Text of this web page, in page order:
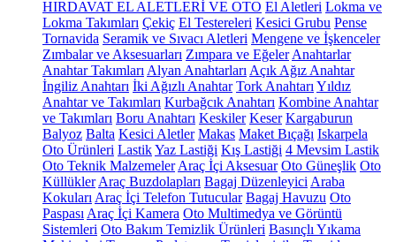
HIRDAVAT EL ALETLERİ VE OTO El Aletleri Lokma ve
Lokma Takımları Çekiç El Testereleri Kesici Grubu Pense
Tornavida Seramik ve Sıvacı Aletleri Mengene ve İşkenceler
Zımbalar ve Aksesuarları Zımpara ve Eğeler Anahtarlar
Anahtar Takımları Alyan Anahtarları Açık Ağız Anahtar
İngiliz Anahtarı İki Ağızlı Anahtar Tork Anahtarı Yıldız
Anahtar ve Takımları Kurbağcık Anahtarı Kombine Anahtar
ve Takımları Boru Anahtarı Keskiler Keser Kargaburun
Balyoz Balta Kesici Aletler Makas Maket Bıçağı Iskarpela
Oto Ürünleri LastikYaz Lastiği Kış Lastiği 4 Mevsim Lastik
Oto Teknik Malzemeler Araç İçi Aksesuar Oto Güneşlik Oto
Küllükler Araç Buzdolapları Bagaj Düzenleyici Araba
Kokuları Araç İçi Telefon Tutucular Bagaj Havuzu Oto
Paspası Araç İçi Kamera Oto Multimedya ve Görüntü
Sistemleri Oto Bakım Temizlik Ürünleri Basınçlı Yıkama